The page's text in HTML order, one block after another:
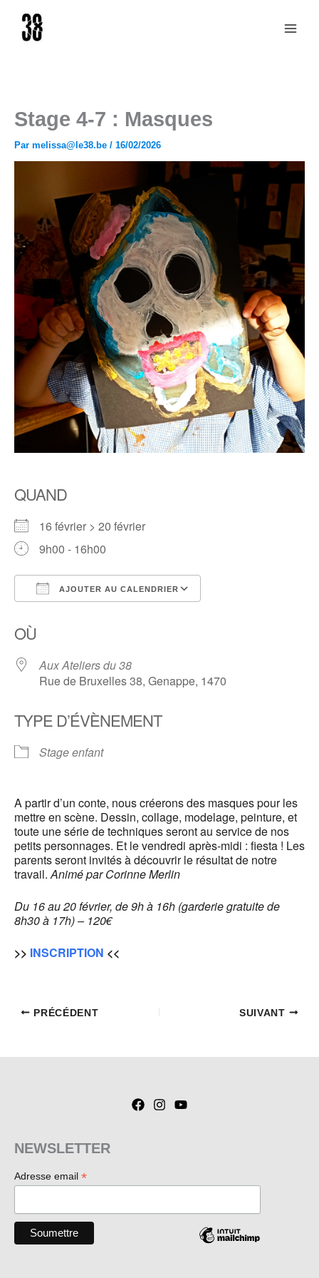
contenu
Stage 4-7 : Masques
Par melissa@le38.be / 16/02/2026
QUAND
16 février > 20 février
9h00 - 16h00
AJOUTER AU CALENDRIER
OÙ
Aux Ateliers du 38
Rue de Bruxelles 38, Genappe, 1470
TYPE D’ÉVÈNEMENT
Stage enfant
A partir d’un conte, nous créerons des masques pour les
mettre en scène. Dessin, collage, modelage, peinture, et
toute une série de techniques seront au service de nos
petits personnages. Et le vendredi après-midi : fiesta ! Les
parents seront invités à découvrir le résultat de notre
travail.Animé par Corinne Merlin
Du 16 au 20 février, de 9h à 16h (garderie gratuite de
8h30 à 17h) – 120€
>> INSCRIPTION <<
PRÉCÉDENT SUIVANT
NEWSLETTER
Adresse email *